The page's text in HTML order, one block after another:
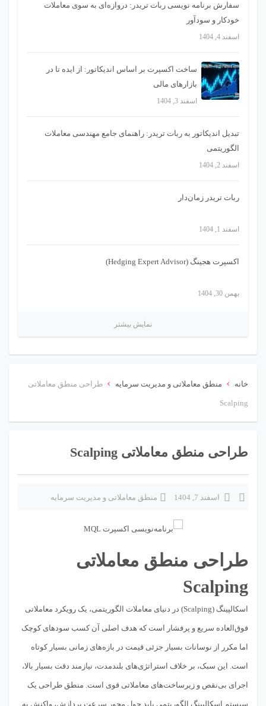
سفارش برنامه نویسی ربات تریدر: دروازه‌ای به سوی معاملات
خودکار و سودآور
اسفند 4, 1404
ساخت اکسپرت بر اساس اندیکاتور: از ایده تا در
بازارهای مالی
اسفند 3, 1404
تبدیل اندیکاتور به ربات تریدر: راهنمای جامع مهندسی معاملات
الگوریتمی
اسفند 2, 1404
ربات تریدر زمان‌دار
اسفند 1, 1404
اکسپرت هجینگ (Hedging Expert Advisor)
بهمن 30, 1404
نمایش بیشتر
خانه › منطق معاملاتی و مدیریت سرمایه › طراحی منطق معاملاتی
Scalping
طراحی منطق معاملاتی Scalping
اسفند 7, 1404 منطق معاملاتی و مدیریت سرمایه
طراحی منطق معاملاتی
Scalping
اسکالپینگ (Scalping) در دنیای معاملات الگوریتمی، یک رویکرد معاملاتی
فوق‌العاده سریع و پرفشار است که هدف اصلی آن کسب سودهای کوچک
اما مکرر از نوسانات بسیار جزئی قیمت در بازه‌های زمانی بسیار کوتاه
است. این سبک، بر خلاف استراتژی‌های بلندمدت، نیازمند دقت بسیار بالا،
اجرای بی‌نقص و زیرساخت‌های معاملاتی قوی است. منطق طراحی یک
سیستم اسکالپینگ الگوریتمی باید حول محور سرعت پردازش، واکنش به